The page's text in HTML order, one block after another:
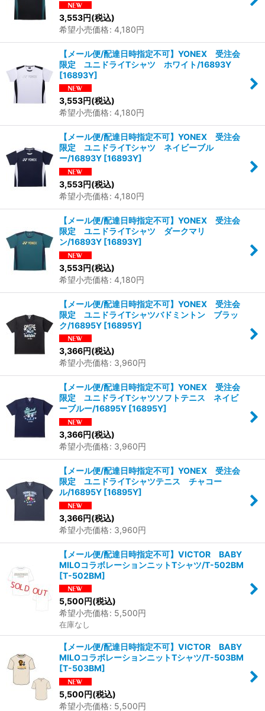
3,553円(税込)
希望小売価格: 4,180円
【メール便/配達日時指定不可】YONEX 受注会
限定 ユニドライTシャツ ホワイト/16893Y
[16893Y]
3,553円(税込)
希望小売価格: 4,180円
【メール便/配達日時指定不可】YONEX 受注会
限定 ユニドライTシャツ ネイビーブル
ー/16893Y [16893Y]
3,553円(税込)
希望小売価格: 4,180円
【メール便/配達日時指定不可】YONEX 受注会
限定 ユニドライTシャツ ダークマリ
ン/16893Y [16893Y]
3,553円(税込)
希望小売価格: 4,180円
【メール便/配達日時指定不可】YONEX 受注会
限定 ユニドライTシャツバドミントン ブラッ
ク/16895Y [16895Y]
3,366円(税込)
希望小売価格: 3,960円
【メール便/配達日時指定不可】YONEX 受注会
限定 ユニドライTシャツソフトテニス ネイビ
ーブルー/16895Y [16895Y]
3,366円(税込)
希望小売価格: 3,960円
【メール便/配達日時指定不可】YONEX 受注会
限定 ユニドライTシャツテニス チャコー
ル/16895Y [16895Y]
3,366円(税込)
希望小売価格: 3,960円
【メール便/配達日時指定不可】VICTOR BABY
MILOコラボレーションニットTシャツ/T-502BM
[T-502BM]
5,500円(税込)
希望小売価格: 5,500円
在庫なし
【メール便/配達日時指定不可】VICTOR BABY
MILOコラボレーションニットTシャツ/T-503BM
[T-503BM]
5,500円(税込)
希望小売価格: 5,500円